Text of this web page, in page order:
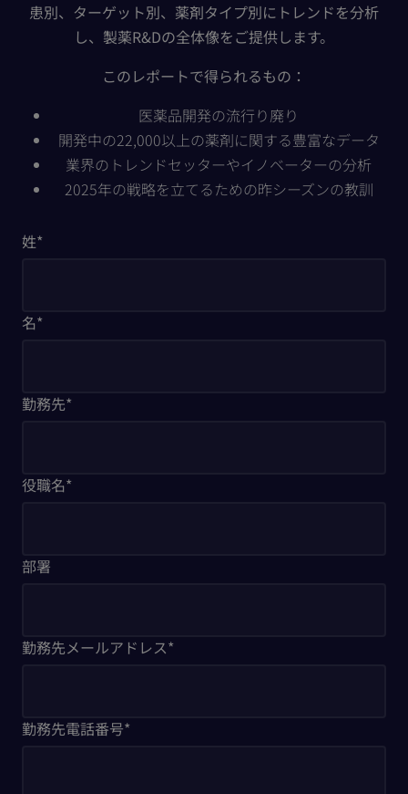
患別、ターゲット別、薬剤タイプ別にトレンドを分析
し、製薬R&Dの全体像をご提供します。
このレポートで得られるもの：
医薬品開発の流行り廃り
開発中の22,000以上の薬剤に関する豊富なデータ
業界のトレンドセッターやイノベーターの分析
2025年の戦略を立てるための昨シーズンの教訓
姓*
名*
勤務先*
役職名*
部署
勤務先メールアドレス*
勤務先電話番号*